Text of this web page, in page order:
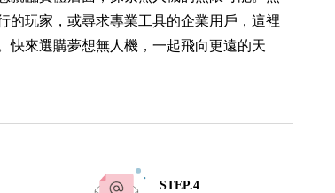
的玩家，或尋求專業工具的企業用戶，這裡
快來選購夢想無人機，一起飛向更遠的天
STEP.4